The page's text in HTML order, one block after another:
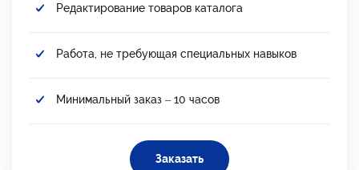
Редактирование товаров каталога
Работа, не требующая специальных навыков
Минимальный заказ – 10 часов
Заказать